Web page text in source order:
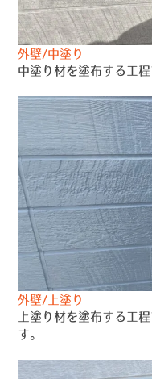
外壁/中塗り
中塗り材を塗布する工程
外壁/上塗り
上塗り材を塗布する工
す。